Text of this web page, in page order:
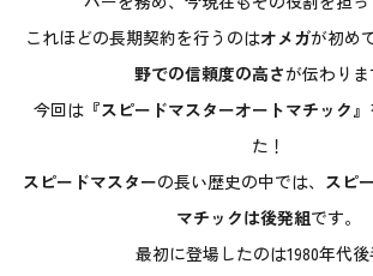
これほどの長期契約を行うのはオメガが初め
野での信頼度の高さが伝わりま
今回は 『スピードマスターオートマチック』
た！
スピードマスターの長い歴史の中では、 スピ
マチックは後発組です。
最初に登場したのは1980年代後